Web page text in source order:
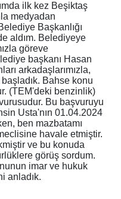
ilk kez Beşiktaş
medyadan
Başkanlığı
aldım. Belediyeye
göreve
başkanı Hasan
arkadaşlarımızla,
Bahse konu
(TEM'deki benzinlik)
Bu başvuruyu
Usta'nın 01.04.2024
ben mazbatamı
havale etmiştir.
ve bu konuda
görüş sordum.
imar ve hukuk
anladık.